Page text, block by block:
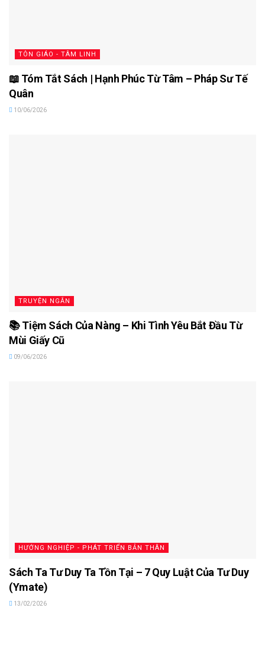
TÔN GIÁO - TÂM LINH
📖 Tóm Tắt Sách | Hạnh Phúc Từ Tâm – Pháp Sư Tế
Quân
10/06/2026
TRUYỆN NGẮN
📚 Tiệm Sách Của Nàng – Khi Tình Yêu Bắt Đầu Từ
Mùi Giấy Cũ
09/06/2026
HƯỚNG NGHIỆP - PHÁT TRIỂN BẢN THÂN
Sách Ta Tư Duy Ta Tồn Tại – 7 Quy Luật Của Tư Duy
(Ymate)
13/02/2026